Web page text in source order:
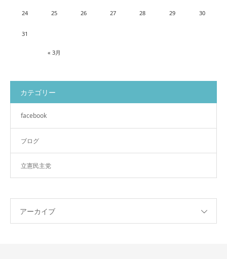
« 3月
24 25 26 27 28 29 30
31
カテゴリー
facebook
ブログ
立憲民主党
アーカイブ